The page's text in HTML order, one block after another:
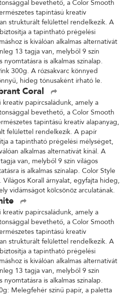
bevethető, a Color Smooth
tapintású kreatív
strukturált felülettel rendelkezik. A
a tapintható prégelési
is kiválóan alkalmas alternatívát
13 tagja van, melyből 9 szín
is alkalmas színalap.
300g. A rózsakvarc könnyed
hideg tónusaként írható le.
Coral
papírcsaládunk, amely a
bevethető, a Color Smooth
tapintású kreatív alapanyag,
felülettel rendelkezik. A papír
a tapintható prégelési mélységet,
alkalmas alternatívát kínál. A
van, melyből 9 szín világos
is alkalmas színalap. Color Style
Korall árnyalat, egyfajta hideg,
vidámságot kölcsönöz arculatának.
papírcsaládunk, amely a
bevethető, a Color Smooth
tapintású kreatív
strukturált felülettel rendelkezik. A
a tapintható prégelési
is kiválóan alkalmas alternatívát
13 tagja van, melyből 9 szín
is alkalmas színalap.
Melegfehér színű papír, a paletta